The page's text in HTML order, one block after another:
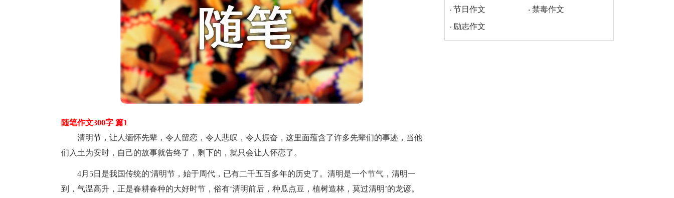
随笔作文300字 篇1
清明节，让人缅怀先辈，令人留恋，令人悲叹，令人振奋，这里面蕴含了许多先辈们的事迹，当他
们入土为安时，自己的故事就告终了，剩下的，就只会让人怀恋了。
4月5日是我国传统的'清明节，始于周代，已有二千五百多年的历史了。清明是一个节气，清明一
到，气温高升，正是春耕春种的大好时节，俗有‘清明前后，种瓜点豆，植树造林，莫过清明’的龙谚。
节日作文
禁毒作文
励志作文